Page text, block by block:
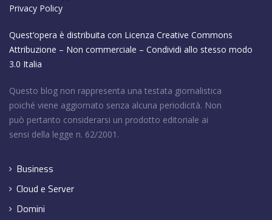
Privacy Policy
Quest’opera è distribuita con Licenza Creative Commons
Attribuzione – Non commerciale – Condividi allo stesso modo
3.0 Italia
Questo blog non rappresenta una testata giornalistica
poiché viene aggiornato senza alcuna periodicità. Non
può pertanto considerarsi un prodotto editoriale ai
sensi della legge n. 62/2001.
Business
Cloud e Server
Domini